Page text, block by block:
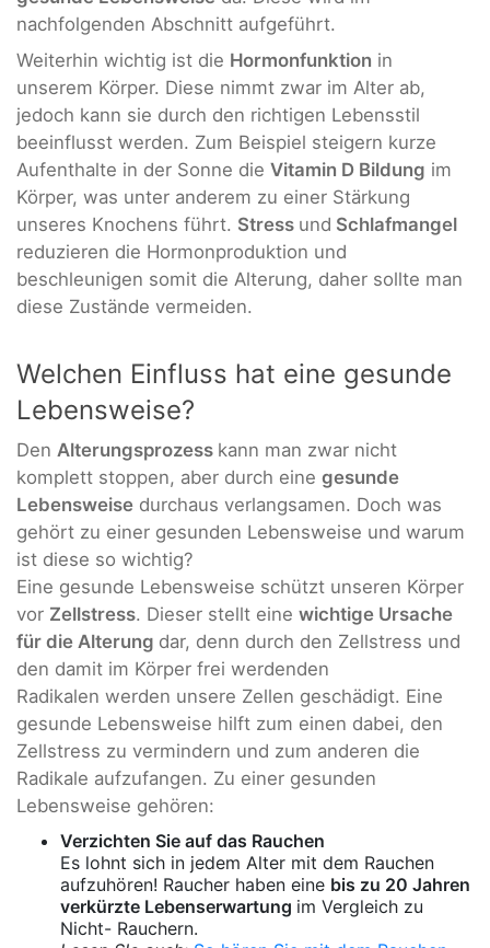
nachfolgenden Abschnitt aufgeführt.
Weiterhin wichtig ist die Hormonfunktion in
unserem Körper. Diese nimmt zwar im Alter ab,
jedoch kann sie durch den richtigen Lebensstil
beeinflusst werden. Zum Beispiel steigern kurze
Aufenthalte in der Sonne die Vitamin D Bildung im
Körper, was unter anderem zu einer Stärkung
unseres Knochens führt. Stress und Schlafmangel
reduzieren die Hormonproduktion und
beschleunigen somit die Alterung, daher sollte man
diese Zustände vermeiden.
Welchen Einfluss hat eine gesunde
Lebensweise?
Den Alterungsprozess kann man zwar nicht
komplett stoppen, aber durch eine gesunde
Lebensweise durchaus verlangsamen. Doch was
gehört zu einer gesunden Lebensweise und warum
ist diese so wichtig?
Eine gesunde Lebensweise schützt unseren Körper
vor Zellstress. Dieser stellt eine wichtige Ursache
für die Alterung dar, denn durch den Zellstress und
den damit im Körper frei werdenden
Radikalen werden unsere Zellen geschädigt. Eine
gesunde Lebensweise hilft zum einen dabei, den
Zellstress zu vermindern und zum anderen die
Radikale aufzufangen. Zu einer gesunden
Lebensweise gehören:
Verzichten Sie auf das Rauchen
Es lohnt sich in jedem Alter mit dem Rauchen
aufzuhören! Raucher haben eine bis zu 20 Jahren
verkürzte Lebenserwartung im Vergleich zu
Nicht- Rauchern.